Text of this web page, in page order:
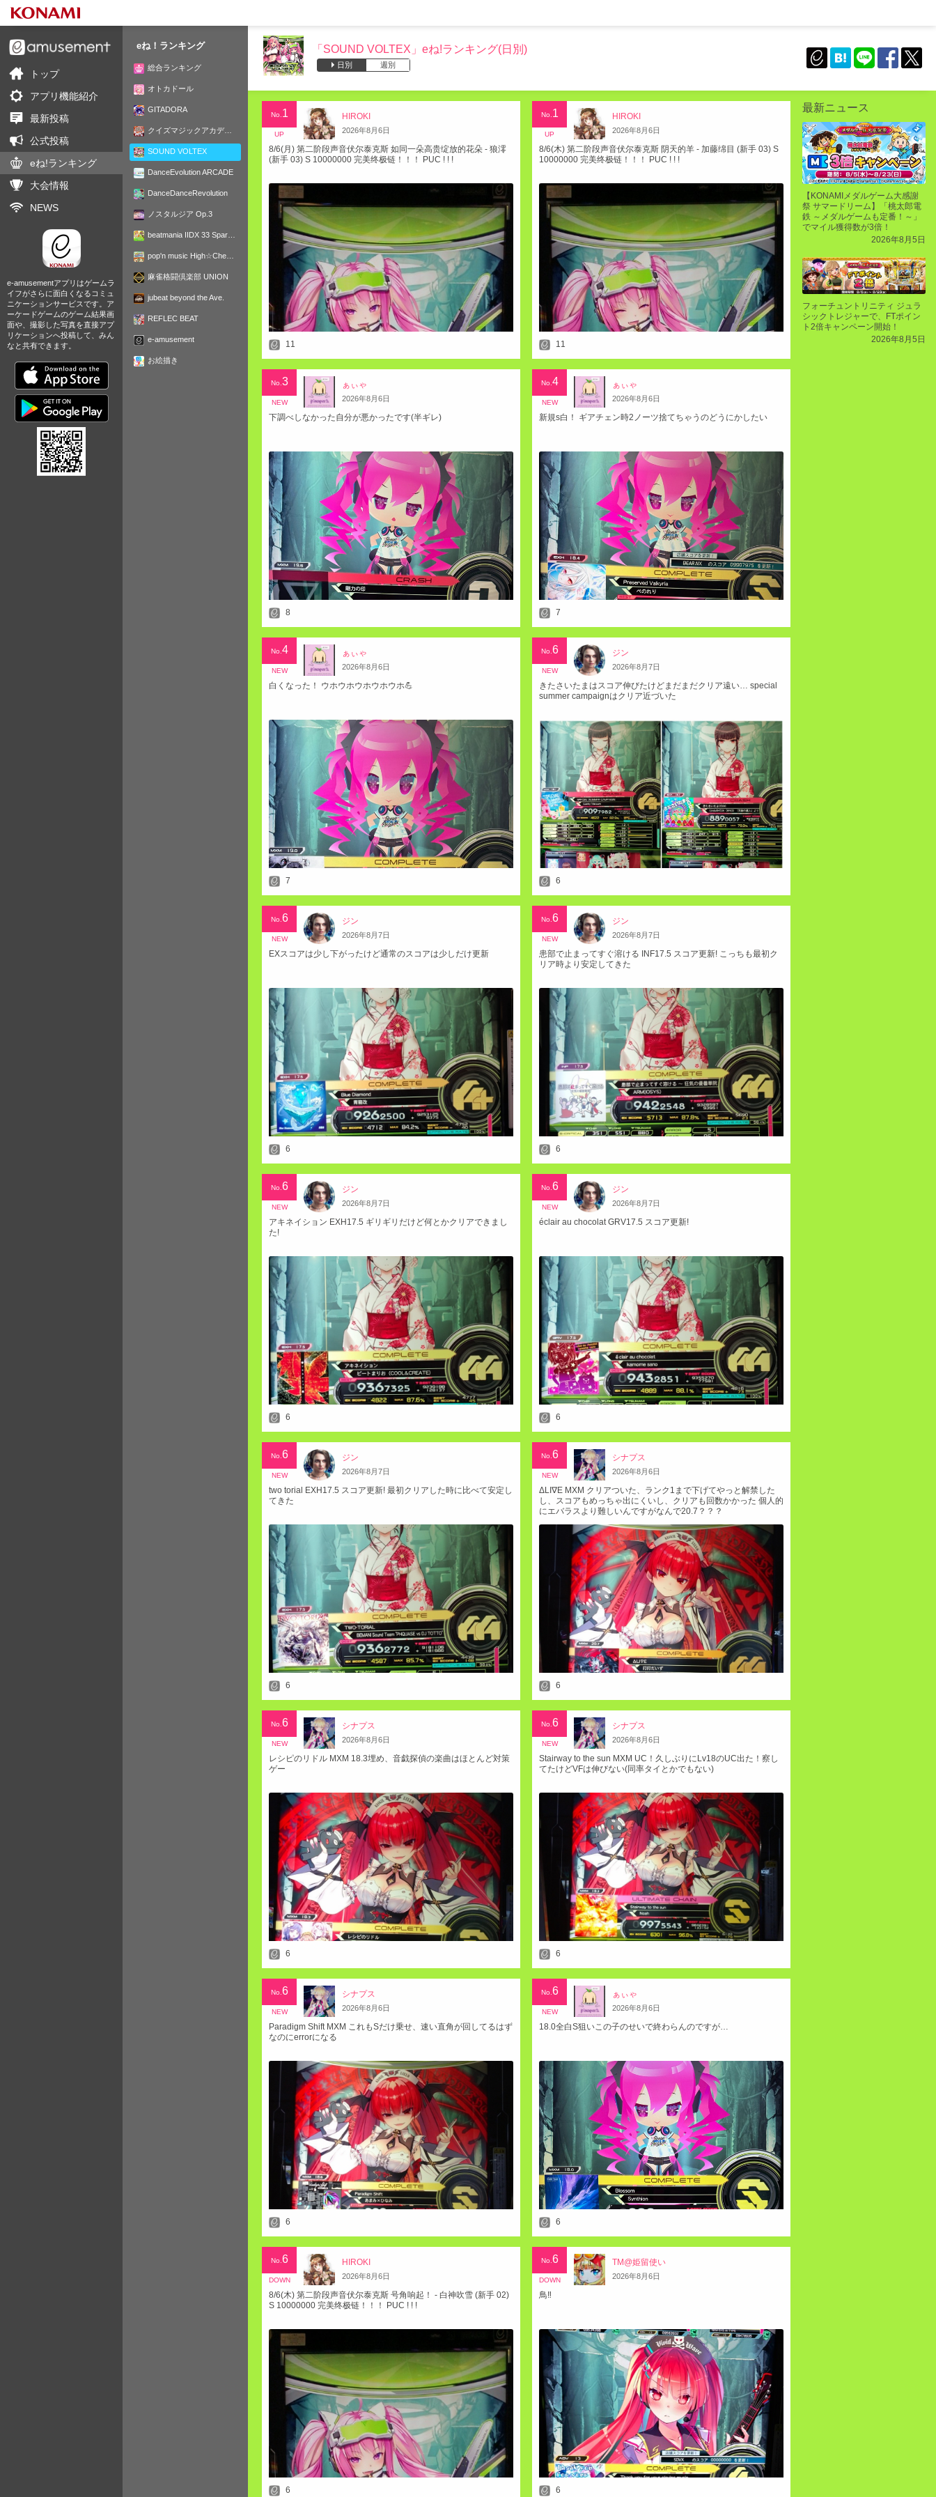
「SOUND VOLTEX」eね!ランキング(日別)
日別 週別
No. 1
UP
HIROKI
2026年8月6日
8/6(月) 第二阶段声音伏尔泰克斯 如同一朵高贵绽放的花朵 - 狼澪
(新手 03) S 10000000 完美终极链！！！ PUC ! ! !
11
No. 1
UP
HIROKI
2026年8月6日
8/6(木) 第二阶段声音伏尔泰克斯 阴天的羊 - 加藤绵目 (新手 03) S
10000000 完美终极链！！！ PUC ! ! !
11
No. 3
NEW
ぁぃゃ
2026年8月6日
下調べしなかった自分が悪かったです(半ギレ)
8
No. 4
NEW
ぁぃゃ
2026年8月6日
新規s白！ ギアチェン時2ノーツ捨てちゃうのどうにかしたい
7
No. 4
NEW
ぁぃゃ
2026年8月6日
白くなった！ ウホウホウホウホウホ💪
7
No. 6
NEW
ジン
2026年8月7日
きたさいたまはスコア伸びたけどまだまだクリア遠い… special
summer campaignはクリア近づいた
6
No. 6
NEW
ジン
2026年8月7日
EXスコアは少し下がったけど通常のスコアは少しだけ更新
6
No. 6
NEW
ジン
2026年8月7日
患部で止まってすぐ溶ける INF17.5 スコア更新! こっちも最初ク
リア時より安定してきた
6
No. 6
NEW
ジン
2026年8月7日
アキネイション EXH17.5 ギリギリだけど何とかクリアできまし
た!
6
No. 6
NEW
ジン
2026年8月7日
éclair au chocolat GRV17.5 スコア更新!
6
No. 6
NEW
ジン
2026年8月7日
two torial EXH17.5 スコア更新! 最初クリアした時に比べて安定し
てきた
6
No. 6
NEW
シナプス
2026年8月6日
ΔLI∇E MXM クリアついた、ランク1まで下げてやっと解禁した
し、スコアもめっちゃ出にくいし、クリアも回数かかった 個人的
にエバラスより難しいんですがなんで20.7？？？
6
No. 6
NEW
シナプス
2026年8月6日
レシピのリドル MXM 18.3埋め、音戯探偵の楽曲はほとんど対策
ゲー
6
No. 6
NEW
シナプス
2026年8月6日
Stairway to the sun MXM UC！久しぶりにLv18のUC出た！察し
てたけどVFは伸びない(同率タイとかでもない)
6
No. 6
NEW
シナプス
2026年8月6日
Paradigm Shift MXM これもSだけ乗せ、速い直角が回してるはず
なのにerrorになる
6
No. 6
NEW
ぁぃゃ
2026年8月6日
18.0全白S狙いこの子のせいで終わらんのですが…
6
No. 6
DOWN
HIROKI
2026年8月6日
8/6(木) 第二阶段声音伏尔泰克斯 号角响起！ - 白神吹雪 (新手 02)
S 10000000 完美终极链！！！ PUC ! ! !
6
No. 6
DOWN
TM@姫留使い
2026年8月6日
鳥‼️
6
最新ニュース
【KONAMIメダルゲーム大感謝
祭 サマードリーム】「桃太郎電
鉄 ～メダルゲームも定番！～」
でマイル獲得数が3倍！
2026年8月5日
フォーチュントリニティ ジュラ
シックトレジャーで、FTポイン
ト2倍キャンペーン開始！
2026年8月5日
e-amusementアプリ
トップ
アプリ機能紹介
最新投稿
公式投稿
eね!ランキング
大会情報
NEWS
e-amusementアプリはゲームラ
イフがさらに面白くなるコミュ
ニケーションサービスです。ア
ーケードゲームのゲーム結果画
面や、撮影した写真を直接アプ
リケーションへ投稿して、みん
なと共有できます。
eね！ランキング
総合ランキング
オトカドール
GITADORA
クイズマジックアカデミー
SOUND VOLTEX
DanceEvolution ARCADE
DanceDanceRevolution
ノスタルジア Op.3
beatmania IIDX 33 Sparkle Shower
pop'n music High☆Cheers!!
麻雀格闘倶楽部 UNION
jubeat beyond the Ave.
REFLEC BEAT
e-amusement
お絵描き